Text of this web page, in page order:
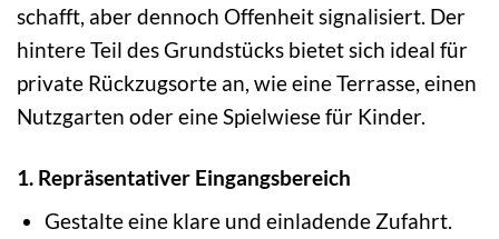
schafft, aber dennoch Offenheit signalisiert. Der
hintere Teil des Grundstücks bietet sich ideal für
private Rückzugsorte an, wie eine Terrasse, einen
Nutzgarten oder eine Spielwiese für Kinder.
1. Repräsentativer Eingangsbereich
Gestalte eine klare und einladende Zufahrt.